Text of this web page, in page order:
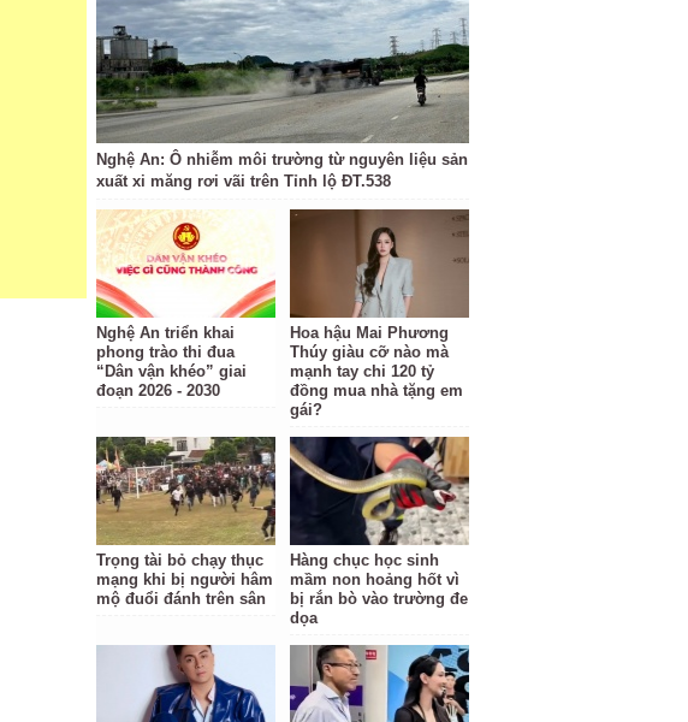
Nghệ An: Ô nhiễm môi trường từ nguyên liệu sản
xuất xi măng rơi vãi trên Tỉnh lộ ĐT.538
Nghệ An triển khai
phong trào thi đua
“Dân vận khéo” giai
đoạn 2026 - 2030
Hoa hậu Mai Phương
Thúy giàu cỡ nào mà
mạnh tay chi 120 tỷ
đồng mua nhà tặng em
gái?
Trọng tài bỏ chạy thục
mạng khi bị người hâm
mộ đuổi đánh trên sân
Hàng chục học sinh
mầm non hoảng hốt vì
bị rắn bò vào trường đe
dọa